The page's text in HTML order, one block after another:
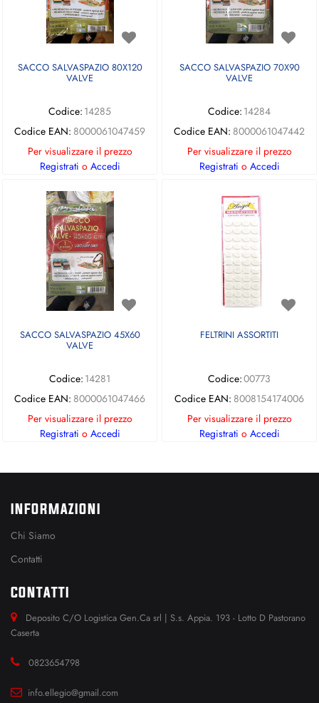
SACCO SALVASPAZIO 80X120
VALVE
Codice: 14285
Codice EAN: 8000061047459
Per visualizzare il prezzo
Registrati o Accedi
SACCO SALVASPAZIO 70X90
VALVE
Codice: 14284
Codice EAN: 8000061047442
Per visualizzare il prezzo
Registrati o Accedi
SACCO SALVASPAZIO 45X60
VALVE
Codice: 14281
Codice EAN: 8000061047466
Per visualizzare il prezzo
Registrati o Accedi
FELTRINI ASSORTITI
Codice:00773
Codice EAN: 8008154174006
Per visualizzare il prezzo
Registrati o Accedi
INFORMAZIONI
Chi Siamo
Contatti
CONTATTI
Deposito C/O Logistica Gen.Ca srl | S.s. Appia. 193 - Lotto D Pastorano
Caserta
0823654798
info.ellegio@gmail.com